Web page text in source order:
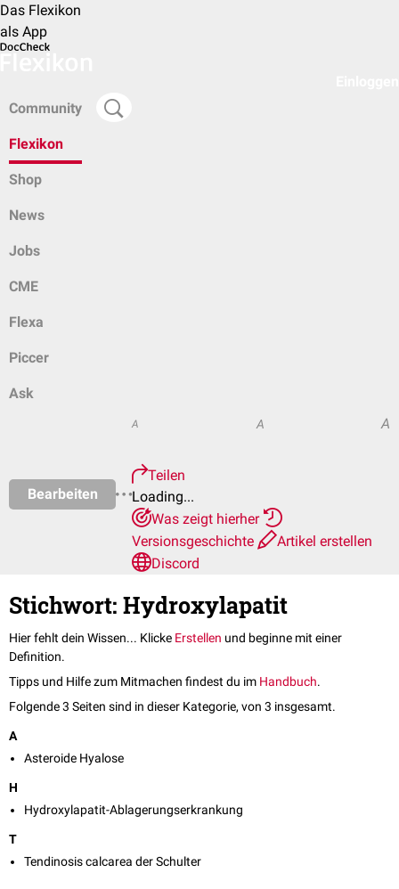
Das Flexikon
als App
Community
Flexikon
Shop
News
Jobs
CME
Flexa
Piccer
Ask
Bearbeiten
A A A
Teilen
Loading...
Was zeigt hierher
Versionsgeschichte
Artikel erstellen
Discord
Stichwort: Hydroxylapatit
Hier fehlt dein Wissen... Klicke Erstellen und beginne mit einer
Definition.
Tipps und Hilfe zum Mitmachen findest du im Handbuch.
Folgende 3 Seiten sind in dieser Kategorie, von 3 insgesamt.
A
Asteroide Hyalose
H
Hydroxylapatit-Ablagerungserkrankung
T
Tendinosis calcarea der Schulter